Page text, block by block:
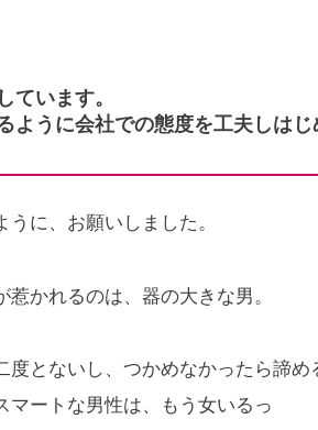
ています。
ように会社での態度を工夫しはじ
に、お願いしました。
かれるのは、器の大きな男。
度とないし、つかめなかったら諦め
マートな男性は、もう女いるっ